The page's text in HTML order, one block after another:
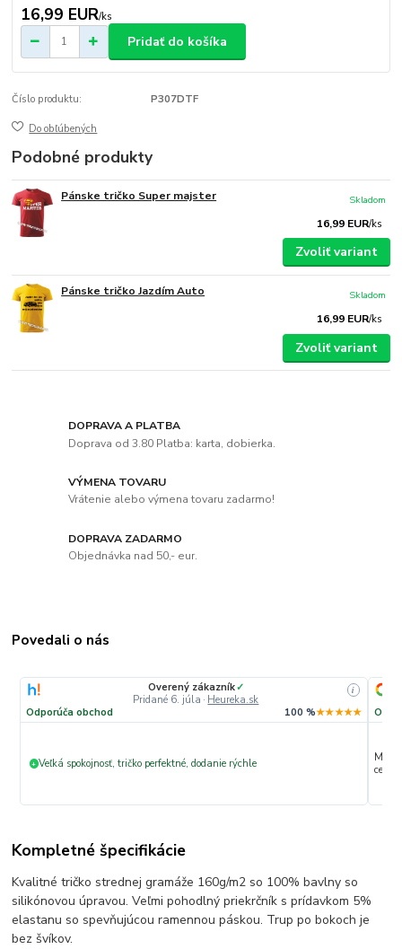
16,99 EUR/ks
Pridať do košíka
Číslo produktu: P307DTF
Do obľúbených
Podobné produkty
Pánske tričko Super majster
16,99 EUR/ks
Skladom
Zvoliť variant
Pánske tričko Jazdím Auto
16,99 EUR/ks
Skladom
Zvoliť variant
DOPRAVA A PLATBA
Doprava od 3.80 Platba: karta, dobierka.
VÝMENA TOVARU
Vrátenie alebo výmena tovaru zadarmo!
DOPRAVA ZADARMO
Objednávka nad 50,- eur.
Povedali o nás
Overený zákazník✓
Pridané 6. júla · Heureka.sk
i
Odporúča obchod 100 %★★★★★
+ Veľká spokojnosť, tričko perfektné, dodanie rýchle
Max.
ceny
Kompletné špecifikácie
Kvalitné tričko strednej gramáže 160g/m2 so 100% bavlny so
silikónovou úpravou. Veľmi pohodlný priekrčník s prídavkom 5%
elastanu so spevňujúcou ramennou páskou. Trup po bokoch je
bez švíkov.